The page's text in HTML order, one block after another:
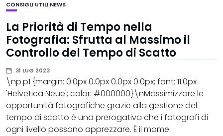
CONSIGLI UTILI NEWS
La Priorità di Tempo nella
Fotografia: Sfrutta al Massimo il
Controllo del Tempo di Scatto
31 LUG 2023
\np.p1 {margin: 0.0px 0.0px 0.0px 0.0px; font: 11.0px
'Helvetica Neue'; color: #000000}\nMassimizzare le
opportunità fotografiche grazie alla gestione del
tempo di scatto è una prerogativa che i fotografi di
ogni livello possono apprezzare. È il mome